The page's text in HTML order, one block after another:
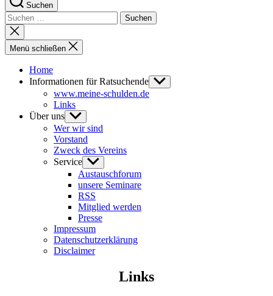
Suchen
Suchen
nach:
Suche
schließen
Menü schließen
Home
Informationen für Ratsuchende Untermenü
anzeigen
www.meine-schulden.de
Links
Über uns Untermenü
anzeigen
Wer wir sind
Vorstand
Zweck des Vereins
Service Untermenü
anzeigen
Austauschforum
unsere Seminare
RSS
Mitglied werden
Presse
Impressum
Datenschutzerklärung
Disclaimer
Links